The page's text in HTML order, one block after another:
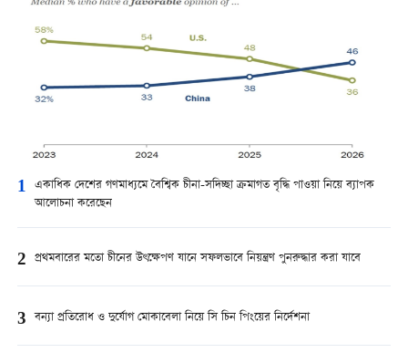
1 একাধিক দেশের গণমাধ্যমে বৈশ্বিক চীনা-সদিচ্ছা ক্রমাগত বৃদ্ধি পাওয়া নিয়ে ব্যাপক
আলোচনা করেছেন
2 প্রথমবারের মতো চীনের উৎক্ষেপণ যানে সফলভাবে নিয়ন্ত্রণ পুনরুদ্ধার করা যাবে
3 বন্যা প্রতিরোধ ও দুর্যোগ মোকাবেলা নিয়ে সি চিন পিংয়ের নির্দেশনা